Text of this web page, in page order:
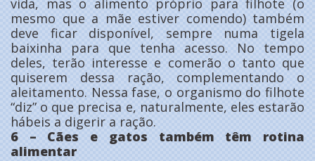
vida, mas o alimento próprio para filhote (o
mesmo que a mãe estiver comendo) também
deve ficar disponível, sempre numa tigela
baixinha para que tenha acesso. No tempo
deles, terão interesse e comerão o tanto que
quiserem dessa ração, complementando o
aleitamento. Nessa fase, o organismo do filhote
“diz” o que precisa e, naturalmente, eles estarão
hábeis a digerir a ração.
6 – Cães e gatos também têm rotina
alimentar